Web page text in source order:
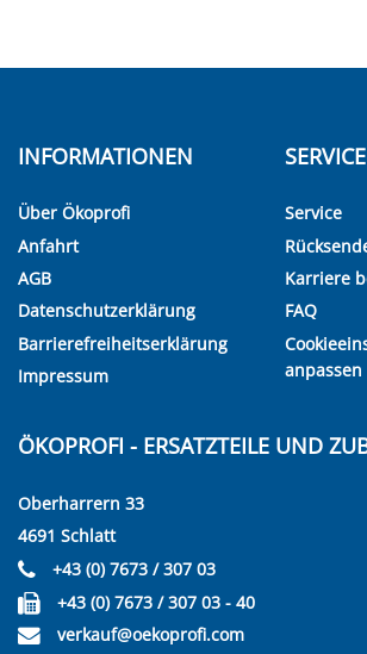
INFORMATIONEN
Über Ökoprofi
Anfahrt
AGB
Datenschutzerklärung
Barrierefreiheitserklärung
Impressum
SERVICE
Service
Karriere
FAQ
anpassen
ÖKOPROFI - ERSATZTEILE UND
Oberharrern 33
4691 Schlatt
+43 (0) 7673 / 307 03
+43 (0) 7673 / 307 03 - 40
verkauf@oekoprofi.com